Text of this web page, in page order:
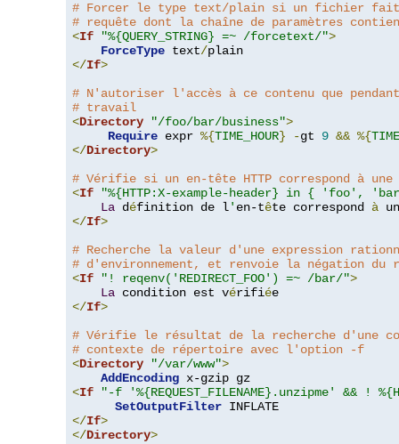
# Forcer le type text/plain si un fichier
# requête dont la chaîne de paramètres
<If "%{QUERY_STRING} =~ /forcetext/">
ForceType text/
</If>
# N'autoriser l'accès à ce contenu que
# travail
<Directory "/foo/bar/business">
Require expr %{TIME_HOUR} -gt 9 && %{
</Directory>
# Vérifie si un en-tête HTTP correspond à
<If
"%{HTTP:X-example-header} in { 'foo',
La définition de l' en-tête correspond à
</If>
# Recherche la valeur d'une expression
# d'environnement, et renvoie la négation du
<If "! reqenv('REDIRECT_FOO') =~ /bar/">
La condition est vérifié
</If>
# Vérifie le résultat de la recherche d'une
# contexte de répertoire avec l'option -f
<Directory "/var/www">
AddEncoding
<If
"-f '%{REQUEST_FILENAME}.unzipme' && !
SetOutputFilter
</If>
</Directory>